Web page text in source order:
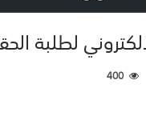
لطلبة
400